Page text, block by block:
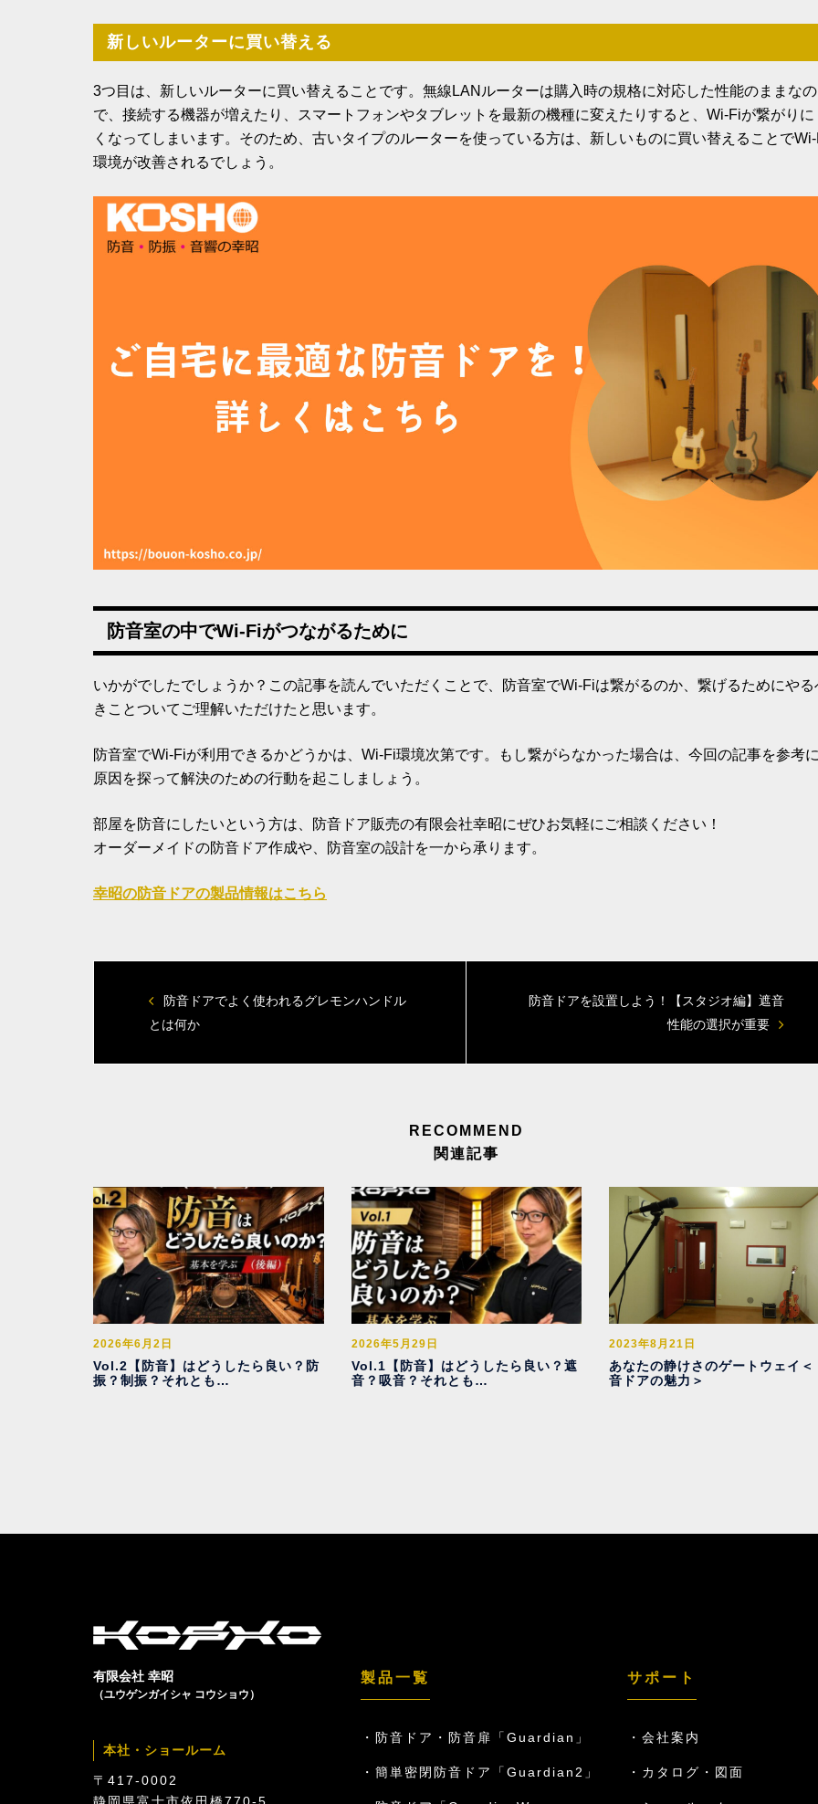
新しいルーターに買い替える
3つ目は、新しいルーターに買い替えることです。無線LANルーターは購入時の規格に対応した性能のままなの
で、接続する機器が増えたり、スマートフォンやタブレットを最新の機種に変えたりすると、Wi-Fiが繋がりに
くなってしまいます。そのため、古いタイプのルーターを使っている方は、新しいものに買い替えることで
環境が改善されるでしょう。
防音室の中でWi-Fiがつながるために
いかがでしたでしょうか？この記事を読んでいただくことで、防音室でWi-Fiは繋がるのか、繋げるためにやる
きことついてご理解いただけたと思います。
防音室でWi-Fiが利用できるかどうかは、Wi-Fi環境次第です。もし繋がらなかった場合は、今回の記事を参考
原因を探って解決のための行動を起こしましょう。
部屋を防音にしたいという方は、防音ドア販売の有限会社幸昭にぜひお気軽にご相談ください！
オーダーメイドの防音ドア作成や、防音室の設計を一から承ります。
幸昭の防音ドアの製品情報はこちら
防音ドアでよく使われるグレモンハンドル
とは何か
防音ドアを設置しよう！【スタジオ編】遮音
性能の選択が重要
関連記事
2026年6月2日
Vol.2【防音】はどうしたら良い？防
振？制振？それとも…
2026年5月29日
Vol.1【防音】はどうしたら良い？遮
音？吸音？それとも…
2023年8月21日
あなたの静けさのゲートウェイ＜
音ドアの魅力＞
有限会社 幸昭
（ユウゲンガイシャ コウショウ）
本社・ショールーム
〒417-0002
静岡県富士市依田橋770-5
製品一覧
防音ドア・防音扉「Guardian」
簡単密閉防音ドア「Guardian2」
サポート
会社案内
カタログ・図面